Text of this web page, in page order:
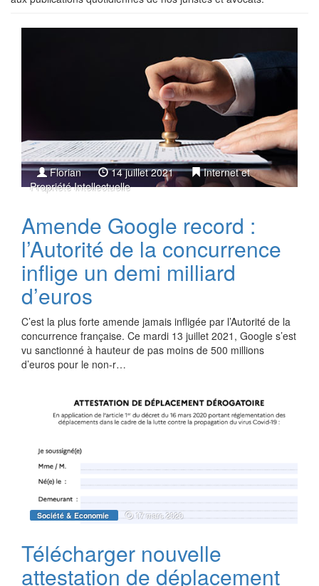
Florian 14 juillet 2021
Internet et
Propriété Intellectuelle
Amende Google record :
l’Autorité de la concurrence
inflige un demi milliard
d’euros
C’est la plus forte amende jamais infligée par l’Autorité de la
concurrence française. Ce mardi 13 juillet 2021, Google s’est
vu sanctionné à hauteur de pas moins de 500 millions
d’euros pour le non-r…
Société & Economie 17 mars 2020
Télécharger nouvelle
attestation de déplacement